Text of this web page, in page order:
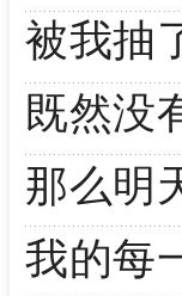
被我抽
既然没
那么明
我的每